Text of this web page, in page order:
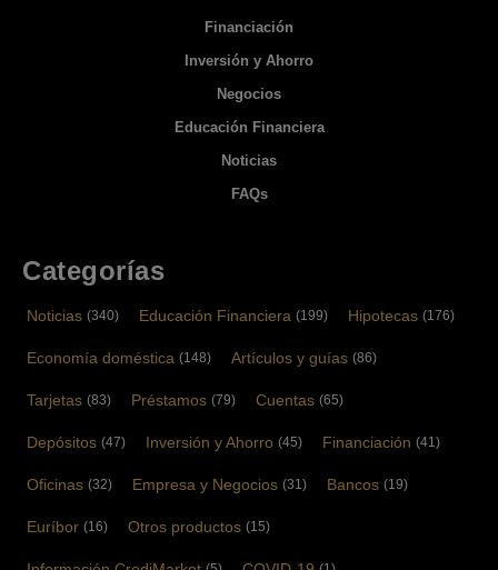
Financiación
Inversión y Ahorro
Negocios
Educación Financiera
Noticias
FAQs
Categorías
Noticias (340) Educación Financiera (199) Hipotecas (176)
Economía doméstica (148) Artículos y guías (86)
Tarjetas (83) Préstamos (79) Cuentas (65)
Depósitos (47) Inversión y Ahorro (45) Financiación (41)
Oficinas (32) Empresa y Negocios (31) Bancos (19)
Euríbor (16) Otros productos (15)